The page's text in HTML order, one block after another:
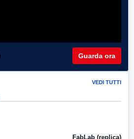
Guarda ora
VEDI TUTTI
FabLab (replica)